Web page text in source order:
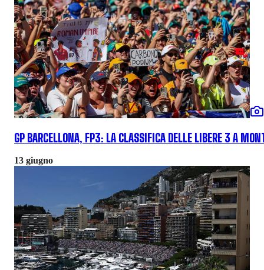
GP BARCELLONA, FP3: LA CLASSIFICA DELLE LIBERE 3 A
13 giugno